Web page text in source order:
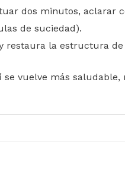
dos minutos, aclarar
de suciedad).
restaura la estructura
vuelve más saludable,